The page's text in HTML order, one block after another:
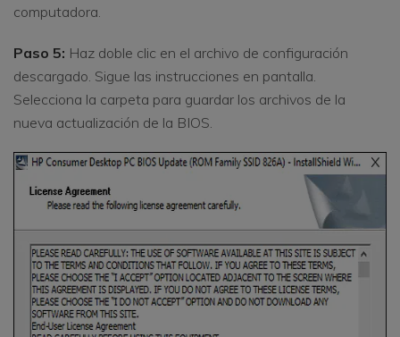
computadora.
Paso 5: Haz doble clic en el archivo de configuración
descargado. Sigue las instrucciones en pantalla.
Selecciona la carpeta para guardar los archivos de la
nueva actualización de la BIOS.